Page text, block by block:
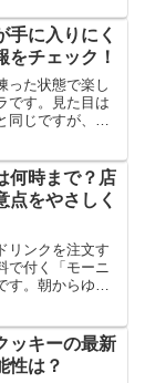
。この記事で
手に入りにく
をチェック！
った状態で楽し
です。見た目は
じですが、特
についての最新
...
何時まで？店
点をやさしく
リンクを注文す
で付く「モーニ
。朝からゆっ
ダモーニングに
何...
ッキーの最新
性は？